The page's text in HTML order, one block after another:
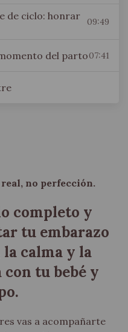
de ciclo: honrar
09:49
del parto07:41
no perfección.
completo y
tu embarazo
la calma y la
tu bebé y
vas a acompañarte